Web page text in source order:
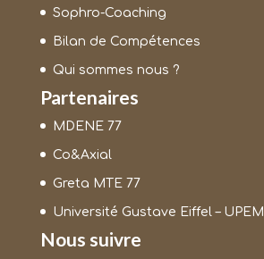
Sophro-Coaching
Bilan de Compétences
Qui sommes nous ?
Partenaires
MDENE 77
Co&Axial
Greta MTE 77
Université Gustave Eiffel – UPEM
Nous suivre